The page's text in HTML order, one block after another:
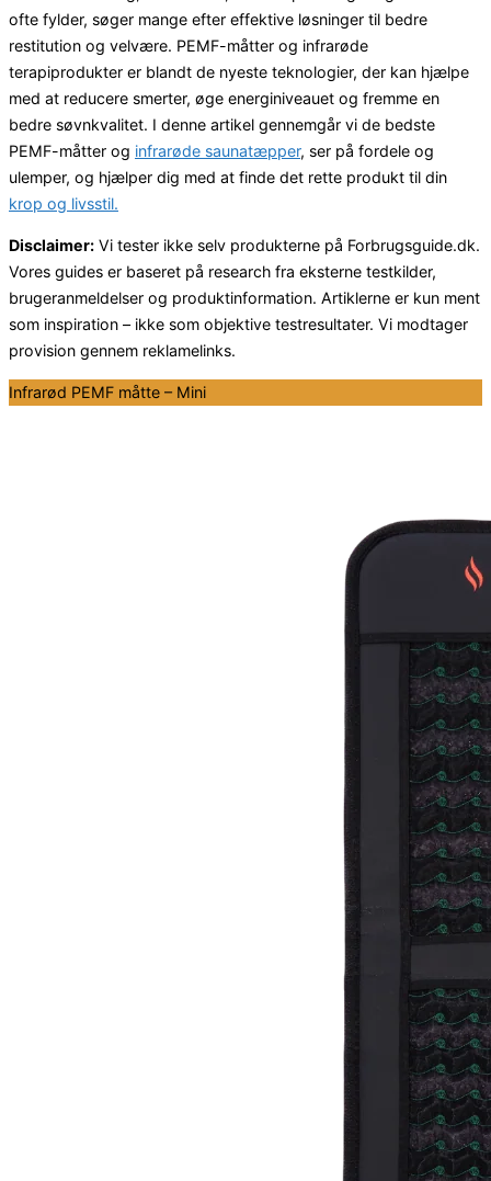
ofte fylder, søger mange efter effektive løsninger til bedre
restitution og velvære. PEMF-måtter og infrarøde
terapiprodukter er blandt de nyeste teknologier, der kan hjælpe
med at reducere smerter, øge energiniveauet og fremme en
bedre søvnkvalitet. I denne artikel gennemgår vi de bedste
PEMF-måtter og infrarøde saunatæpper, ser på fordele og
ulemper, og hjælper dig med at finde det rette produkt til din
krop og livsstil.
Disclaimer: Vi tester ikke selv produkterne på Forbrugsguide.dk.
Vores guides er baseret på research fra eksterne testkilder,
brugeranmeldelser og produktinformation. Artiklerne er kun ment
som inspiration – ikke som objektive testresultater. Vi modtager
provision gennem reklamelinks.
Infrarød PEMF måtte – Mini